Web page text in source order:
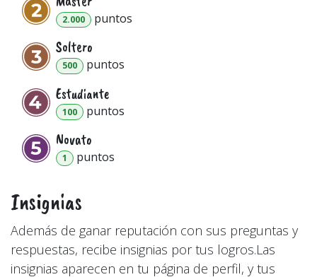
2.000 puntos
Soltero
500 puntos
Estudiante
100 puntos
Novato
1 puntos
Insignias
Además de ganar reputación con sus preguntas y
respuestas, recibe insignias por tus logros.Las
insignias aparecen en tu página de perfil, y tus